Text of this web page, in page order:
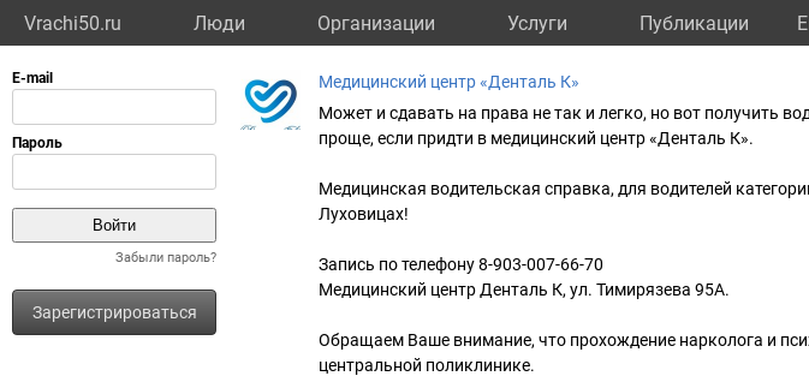
Vrachi50.ru Люди Организации Услуги Публикации
Забыли пароль?
Зарегистрироваться
Медицинский центр «Денталь К»
Может и сдавать на права не так и легко, но вот получить
проще, если придти в медицинский центр «Денталь К».
Медицинская водительская справка, для водителей
Луховицах!
Запись по телефону 8-903-007-66-70
Медицинский центр Денталь К, ул. Тимирязева 95А.
Обращаем Ваше внимание, что прохождение нарколога и
центральной поликлинике.